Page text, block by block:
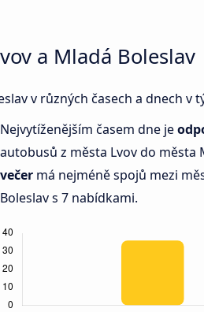
a Mladá Boleslav
v různých časech a dnech v
Nejvytíženějším časem dne je
autobusů z města Lvov do města
večer má nejméně spojů mezi
Boleslav s 7 nabídkami.